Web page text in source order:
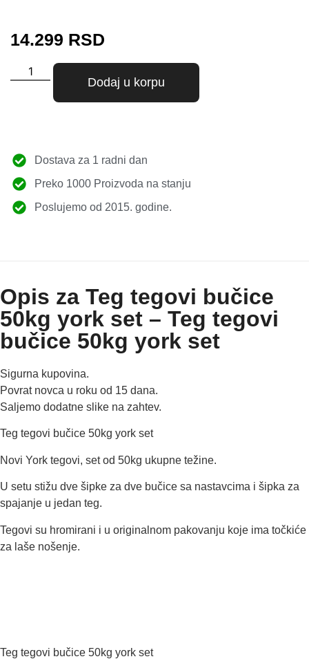
14.299 RSD
Dodaj u korpu
Dostava za 1 radni dan
Preko 1000 Proizvoda na stanju
Poslujemo od 2015. godine.
Opis za Teg tegovi bučice
50kg york set – Teg tegovi
bučice 50kg york set
Sigurna kupovina.
Povrat novca u roku od 15 dana.
Saljemo dodatne slike na zahtev.
Teg tegovi bučice 50kg york set
Novi York tegovi, set od 50kg ukupne težine.
U setu stižu dve šipke za dve bučice sa nastavcima i šipka za
spajanje u jedan teg.
Tegovi su hromirani i u originalnom pakovanju koje ima točkiće
za laše nošenje.
Teg tegovi bučice 50kg york set